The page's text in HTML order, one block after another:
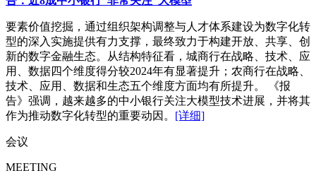
要素价值挖掘，通过组织架构调整与人才体系建设为数字化转
型的深入实施提供有力支撑，最终致力于构建开放、共享、创
新的数字金融生态。从结构特征看，城商行在战略、技术、应
用、数据四个维度得分较2024年有显著提升；农商行在战略、
技术、应用、数据和生态五个维度方面均有所提升。 《报
告》强调，越来越多的中小银行关注大模型技术进展，并将其
作为推动数字化转型的重要动因。 [详细]
会议
MEETING